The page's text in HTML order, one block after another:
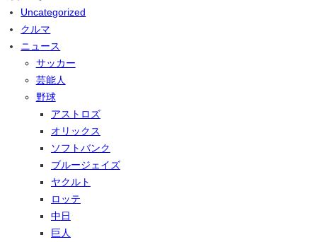
Uncategorized
クルマ
ニュース
サッカー
芸能人
野球
アストロズ
オリックス
ソフトバンク
ブルージェイズ
ヤクルト
ロッテ
中日
巨人